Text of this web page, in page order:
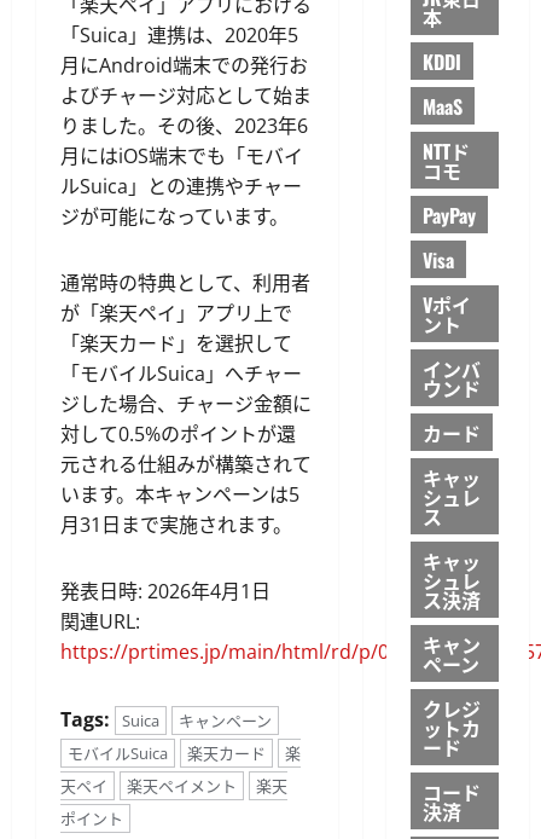
「Suica」連携は、2020年5
月にAndroid端末での発行お
よびチャージ対応として始ま
りました。その後、2023年6
月にはiOS端末でも「モバイ
ルSuica」との連携やチャー
ジが可能になっています。
通常時の特典として、利用者
が「楽天ペイ」アプリ上で
「楽天カード」を選択して
「モバイルSuica」へチャー
ジした場合、チャージ金額に
対して0.5%のポイントが還
元される仕組みが構築されて
います。本キャンペーンは5
月31日まで実施されます。
発表日時: 2026年4月1日
関連URL:
https://prtimes.jp/main/html/rd/p/
Tags: Suica
キャンペーン
モバイルSuica
楽天カード
楽
天ペイ
楽天ペイメント
楽天
ポイント
本
KDDI
MaaS
NTTド
コモ
PayPay
Visa
Vポイ
ント
インバ
ウンド
カード
キャッ
シュレ
ス
キャッ
シュレ
ス決済
キャン
ペーン
クレジ
ットカ
ード
コード
決済